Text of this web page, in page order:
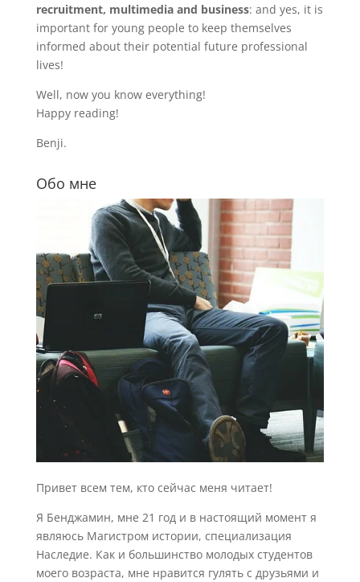
recruitment, multimedia and business: and yes, it is
important for young people to keep themselves
informed about their potential future professional
lives!
Well, now you know everything!
Happy reading!
Benji.
Обо мне
Привет всем тем, кто сейчас меня читает!
Я Бенджамин, мне 21 год и в настоящий момент я
являюсь Магистром истории, специализация
Наследие. Как и большинство молодых студентов
моего возраста, мне нравится гулять с друзьями и